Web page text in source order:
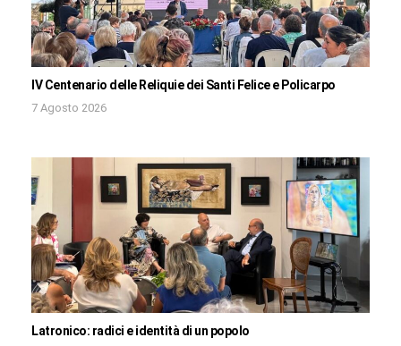
IV Centenario delle Reliquie dei Santi Felice e Policarpo
7 Agosto 2026
Latronico: radici e identità di un popolo